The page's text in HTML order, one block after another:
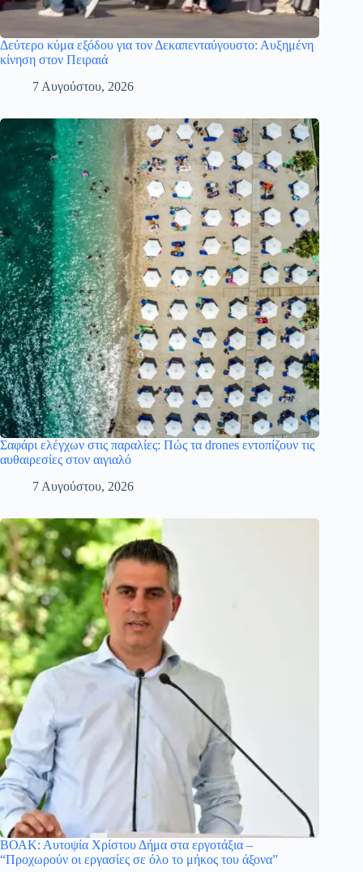
Δεύτερο κύμα εξόδου για τον Δεκαπενταύγουστο: Αυξημένη
κίνηση στον Πειραιά
7 Αυγούστου, 2026
Σαφάρι ελέγχων στις παραλίες: Πώς τα drones εντοπίζουν τις
αυθαιρεσίες στον αιγιαλό
7 Αυγούστου, 2026
ΒΟΑΚ: Αυτοψία Χρίστου Δήμα στα εργοτάξια –
“Προχωρούν οι εργασίες σε όλο το μήκος του άξονα”